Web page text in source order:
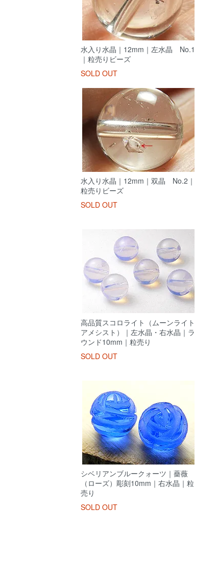
水入り水晶｜12mm｜左水晶 No.1
｜粒売りビーズ
SOLD OUT
水入り水晶｜12mm｜双晶 No.2｜
粒売りビーズ
SOLD OUT
高品質スコロライト（ムーンライト
アメシスト）｜左水晶・右水晶｜ラ
ウンド10mm｜粒売り
SOLD OUT
シベリアンブルークォーツ｜薔薇
（ローズ）彫刻10mm｜右水晶｜粒
売り
SOLD OUT